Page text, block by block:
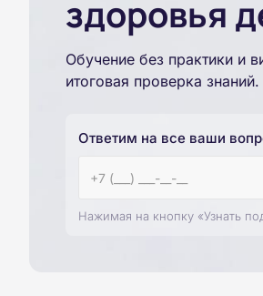
здоровья
Обучение без практики и
итоговая проверка
Ответим на все ваши
Нажимая на кнопку «Узнать